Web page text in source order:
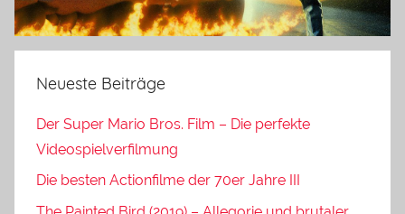
Neueste Beiträge
Der Super Mario Bros. Film – Die perfekte
Videospielverfilmung
Die besten Actionfilme der 70er Jahre III